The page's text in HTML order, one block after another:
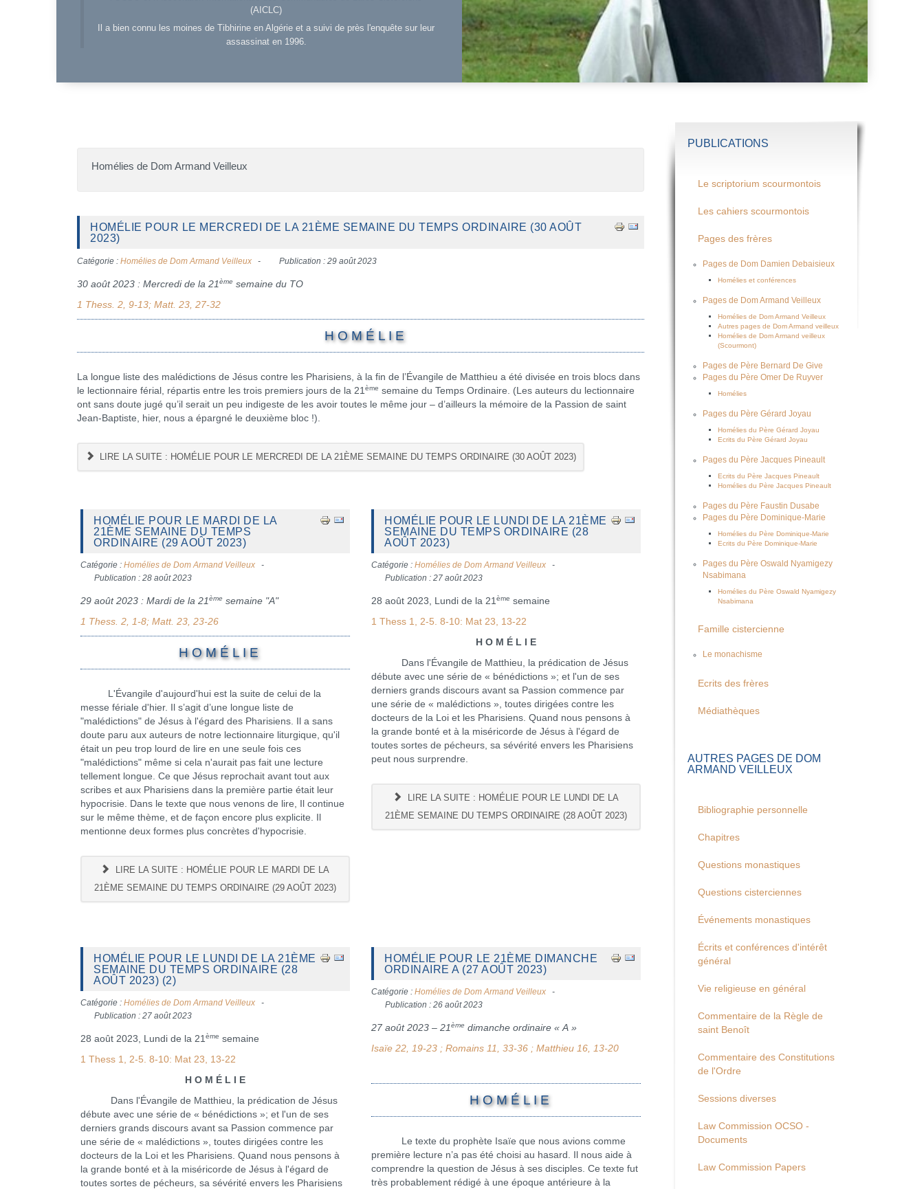
(AICLC)
Il a bien connu les moines de Tibhirine en Algérie et a suivi de près l'enquête sur leur
assassinat en 1996.
Homélies de Dom Armand Veilleux
HOMÉLIE POUR LE MERCREDI DE LA 21ÈME SEMAINE DU TEMPS ORDINAIRE (30 AOÛT
2023)
Catégorie : Homélies de Dom Armand Veilleux Publication : 29 août 2023
30 août 2023 : Mercredi de la 21ème semaine du TO
1 Thess. 2, 9-13; Matt. 23, 27-32
H O M É L I E
La longue liste des malédictions de Jésus contre les Pharisiens, à la fin de l’Évangile de Matthieu a été divisée en trois blocs dans
le lectionnaire férial, répartis entre les trois premiers jours de la 21ème semaine du Temps Ordinaire. (Les auteurs du lectionnaire
ont sans doute jugé qu’il serait un peu indigeste de les avoir toutes le même jour – d’ailleurs la mémoire de la Passion de saint
Jean-Baptiste, hier, nous a épargné le deuxième bloc !).
LIRE LA SUITE : HOMÉLIE POUR LE MERCREDI DE LA 21ÈME SEMAINE DU TEMPS ORDINAIRE (30 AOÛT 2023)
HOMÉLIE POUR LE MARDI DE LA
21ÈME SEMAINE DU TEMPS
ORDINAIRE (29 AOÛT 2023)
Catégorie : Homélies de Dom Armand Veilleux
Publication : 28 août 2023
29 août 2023 : Mardi de la 21ème semaine "A"
1 Thess. 2, 1-8; Matt. 23, 23-26
H O M É L I E
L'Évangile d'aujourd'hui est la suite de celui de la
messe fériale d'hier. Il s’agit d’une longue liste de
"malédictions" de Jésus à l'égard des Pharisiens. Il a sans
doute paru aux auteurs de notre lectionnaire liturgique, qu'il
était un peu trop lourd de lire en une seule fois ces
"malédictions" même si cela n'aurait pas fait une lecture
tellement longue. Ce que Jésus reprochait avant tout aux
scribes et aux Pharisiens dans la première partie était leur
hypocrisie. Dans le texte que nous venons de lire, Il continue
sur le même thème, et de façon encore plus explicite. Il
mentionne deux formes plus concrètes d'hypocrisie.
LIRE LA SUITE : HOMÉLIE POUR LE MARDI DE LA
21ÈME SEMAINE DU TEMPS ORDINAIRE (29 AOÛT 2023)
HOMÉLIE POUR LE LUNDI DE LA 21ÈME
SEMAINE DU TEMPS ORDINAIRE (28
AOÛT 2023)
Catégorie :Homélies de Dom Armand Veilleux
Publication : 27 août 2023
28 août 2023, Lundi de la 21ème semaine
1 Thess 1, 2-5. 8-10: Mat 23, 13-22
H O M É L I E
Dans l'Évangile de Matthieu, la prédication de Jésus
débute avec une série de « bénédictions »; et l'un de ses
derniers grands discours avant sa Passion commence par
une série de « malédictions », toutes dirigées contre les
docteurs de la Loi et les Pharisiens. Quand nous pensons à
la grande bonté et à la miséricorde de Jésus à l'égard de
toutes sortes de pécheurs, sa sévérité envers les Pharisiens
peut nous surprendre.
LIRE LA SUITE : HOMÉLIE POUR LE LUNDI DE LA
21ÈME SEMAINE DU TEMPS ORDINAIRE (28 AOÛT 2023)
HOMÉLIE POUR LE LUNDI DE LA 21ÈME
SEMAINE DU TEMPS ORDINAIRE (28
AOÛT 2023) (2)
Catégorie : Homélies de Dom Armand Veilleux
Publication : 27 août 2023
28 août 2023, Lundi de la 21ème semaine
1 Thess 1, 2-5. 8-10: Mat 23, 13-22
H O M É L I E
Dans l'Évangile de Matthieu, la prédication de Jésus
débute avec une série de « bénédictions »; et l'un de ses
derniers grands discours avant sa Passion commence par
une série de « malédictions », toutes dirigées contre les
docteurs de la Loi et les Pharisiens. Quand nous pensons à
la grande bonté et à la miséricorde de Jésus à l'égard de
toutes sortes de pécheurs, sa sévérité envers les Pharisiens
HOMÉLIE POUR LE 21ÈME DIMANCHE
ORDINAIRE A (27 AOÛT 2023)
Catégorie :Homélies de Dom Armand Veilleux
Publication : 26 août 2023
27 août 2023 – 21ème dimanche ordinaire « A »
Isaïe 22, 19-23 ; Romains 11, 33-36 ; Matthieu 16, 13-20
H O M É L I E
Le texte du prophète Isaïe que nous avions comme
première lecture n’a pas été choisi au hasard. Il nous aide à
comprendre la question de Jésus à ses disciples. Ce texte fut
très probablement rédigé à une époque antérieure à la
PUBLICATIONS
Le scriptorium scourmontois
Les cahiers scourmontois
Pages des frères
Pages de Dom Damien Debaisieux
Homélies et conférences
Pages de Dom Armand Veilleux
Homélies de Dom Armand Veilleux
Autres pages de Dom Armand veilleux
Homélies de Dom Armand veilleux
(Scourmont)
Pages de Père Bernard De Give
Pages du Père Omer De Ruyver
Homélies
Pages du Père Gérard Joyau
Homélies du Père Gérard Joyau
Ecrits du Père Gérard Joyau
Pages du Père Jacques Pineault
Ecrits du Père Jacques Pineault
Homélies du Père Jacques Pineault
Pages du Père Faustin Dusabe
Pages du Père Dominique-Marie
Homélies du Père Dominique-Marie
Ecrits du Père Dominique-Marie
Pages du Père Oswald Nyamigezy
Nsabimana
Homélies du Père Oswald Nyamigezy
Nsabimana
Famille cistercienne
Le monachisme
Ecrits des frères
Médiathèques
AUTRES PAGES DE DOM
ARMAND VEILLEUX
Bibliographie personnelle
Chapitres
Questions monastiques
Questions cisterciennes
Événements monastiques
Écrits et conférences d'intérêt
général
Vie religieuse en général
Commentaire de la Règle de
saint Benoît
Commentaire des Constitutions
de l'Ordre
Sessions diverses
Law Commission OCSO -
Documents
Law Commission Papers